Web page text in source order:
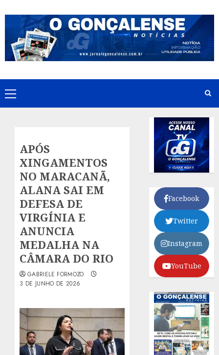
to
content
Primary
Menu
APÓS
XINGAMENTOS
NO MARACANÃ,
ALANA SAI EM
DEFESA DE
VIRGÍNIA E
ANUNCIA
MEDALHA NA
CÂMARA DO RIO
GABRIELE FORMOZO
3 DE JUNHO DE 2026
Facebook
Twitter
Instagram
YouTube